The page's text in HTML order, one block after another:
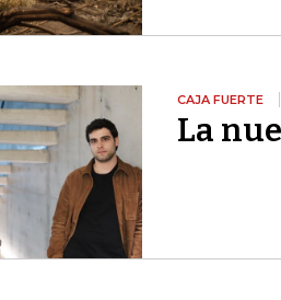
CAJA FUERTE
La